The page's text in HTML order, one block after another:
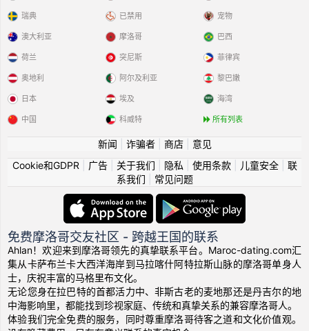
瑞典 已禁用 宠物
澳大利亚
荷兰
奥地利
日本
中国
摩洛哥
突尼斯
阿尔及利亚
埃及
科威特
巴西
菲律宾
黎巴嫩
海湾
所有列表
新闻 诈骗者| 商店| 意见
Cookie和GDPR
广告| 关于我们 隐私 使用条款| 儿童安全| 联
系我们
常见问题
免费摩洛哥交友社区 - 跨越王国的联系
Ahlan！欢迎来到摩洛哥领先的真挚联系平台。Maroc-dating.com汇
集从卡萨布兰卡大西洋海岸到马拉喀什阿特拉斯山脉的摩洛哥单身人
士，庆祝丰富的马格里布文化。
无论您身在拉巴特的首都活力中、非斯古老的麦地那还是丹吉尔的地
中海影响里，都能找到珍视家庭、传统和真挚关系的兼容摩洛哥人。
体验我们完全免费的服务，同时尊重摩洛哥待客之道和文化价值观。